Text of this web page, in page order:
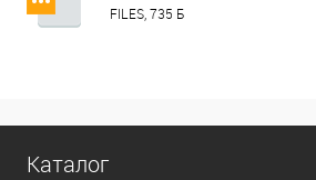
KAYMAN KRPC LUXE (en).pdf
FILES, 735 Б
Каталог